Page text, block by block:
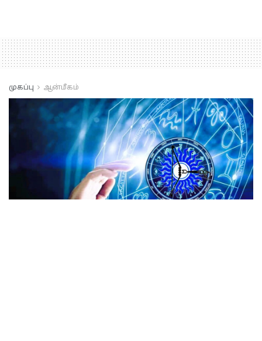
முகப்பு ஆன்மீகம்